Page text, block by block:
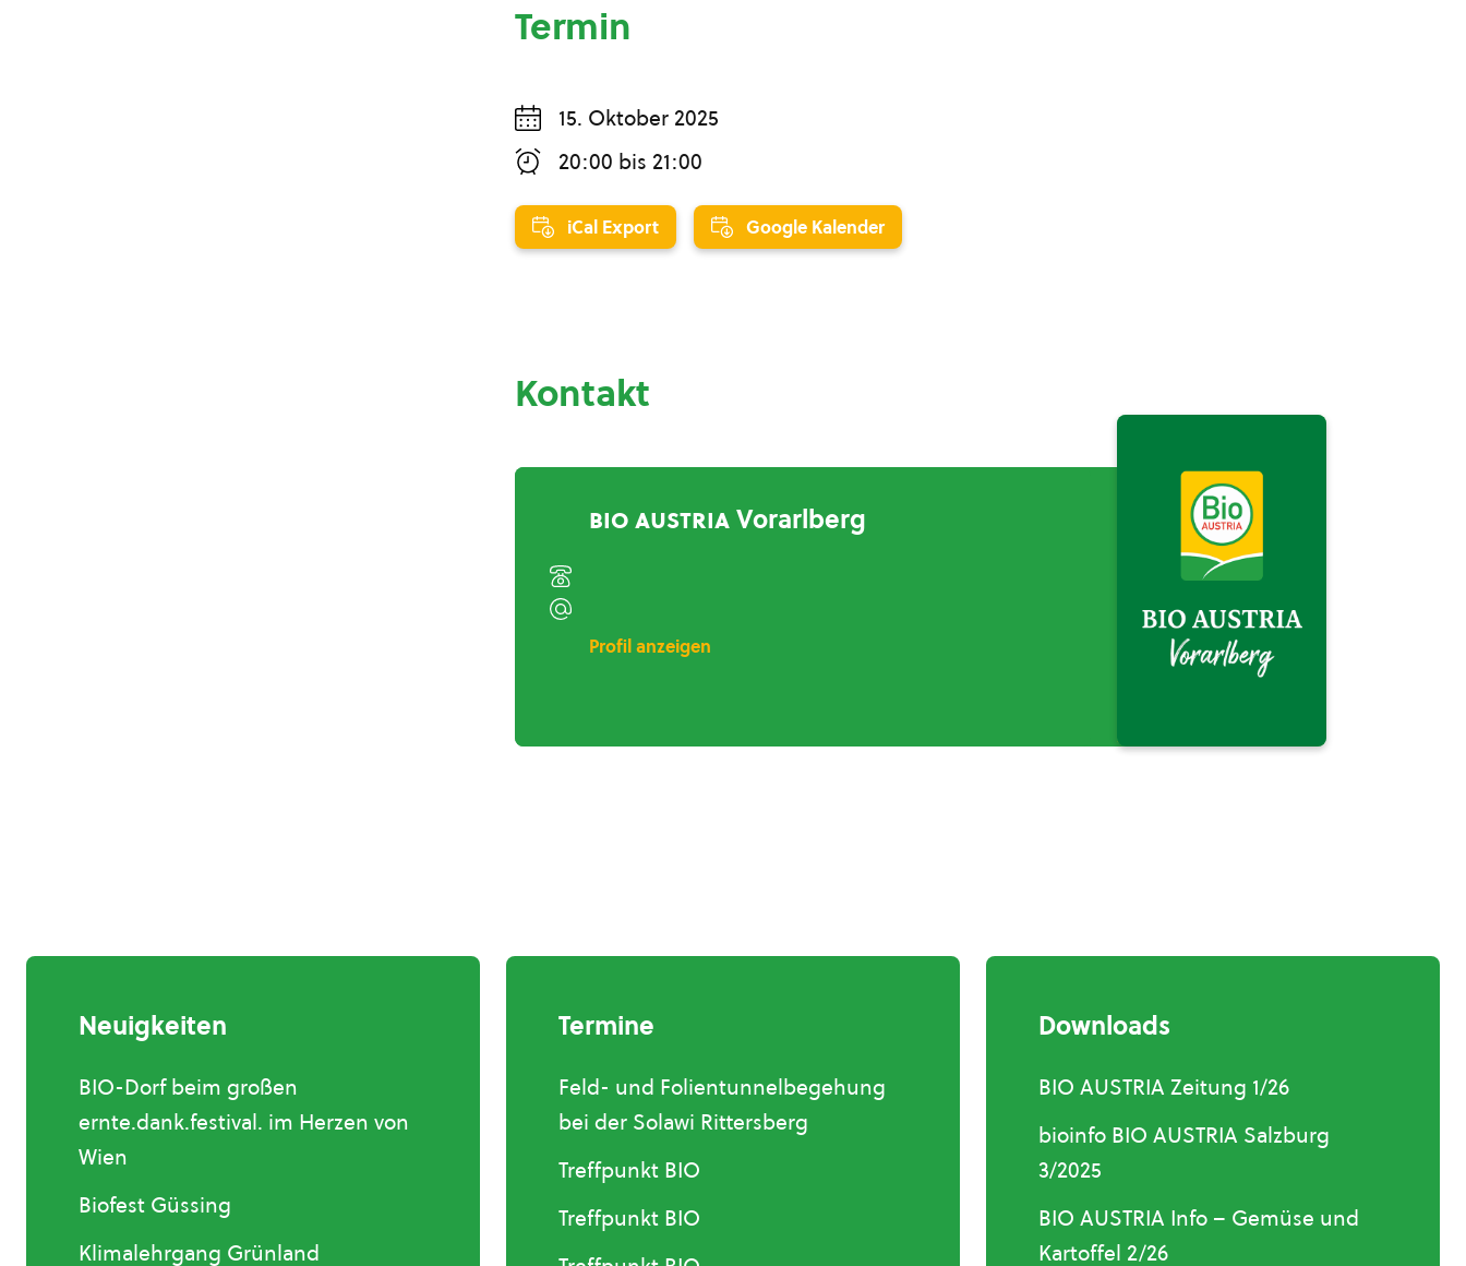
Termin
15. Oktober 2025
20:00 bis 21:00
iCal Export Google Kalender
Kontakt
bio austriaVorarlberg
Profil anzeigen
Neuigkeiten
BIO-Dorf beim großen
ernte.dank.festival. im Herzen von
Wien
Biofest Güssing
Klimalehrgang Grünland
Termine
Feld- und Folientunnelbegehung
bei der Solawi Rittersberg
Treffpunkt BIO
Treffpunkt BIO
Downloads
BIO AUSTRIA Zeitung 1/26
bioinfo BIO AUSTRIA Salzburg
3/2025
BIO AUSTRIA Info – Gemüse und
Kartoffel 2/26